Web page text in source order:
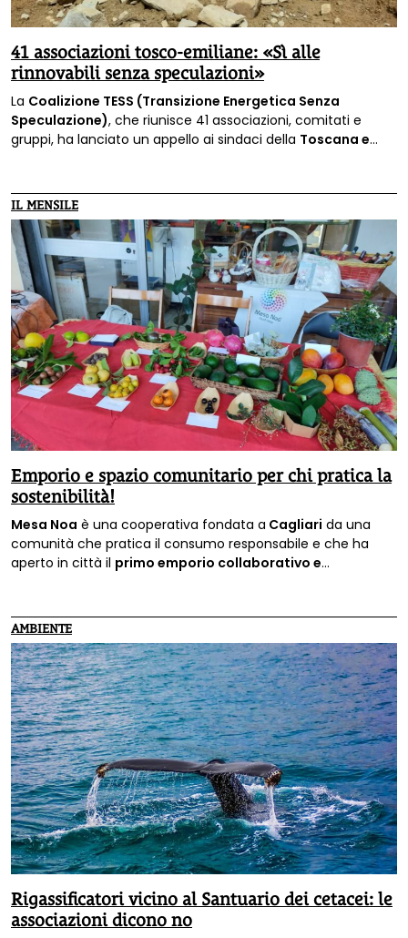
41 associazioni tosco-emiliane: «Sì alle
rinnovabili senza speculazioni»
La Coalizione TESS (Transizione Energetica Senza
Speculazione), che riunisce 41 associazioni, comitati e
gruppi, ha lanciato un appello ai sindaci della Toscana e
l’ambiente».
IL MENSILE
Emporio e spazio comunitario per chi pratica la
sostenibilità!
Mesa Noa è una cooperativa fondata a Cagliari da una
comunità che pratica il consumo responsabile e che ha
aperto in città il primo emporio collaborativo e
AMBIENTE
Rigassificatori vicino al Santuario dei cetacei: le
associazioni dicono no